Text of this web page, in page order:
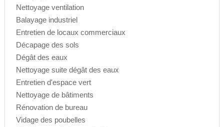
Nettoyage ventilation
Balayage industriel
Entretien de locaux commerciaux
Décapage des sols
Dégât des eaux
Nettoyage suite dégât des eaux
Entretien d'espace vert
Nettoyage de bâtiments
Rénovation de bureau
Vidage des poubelles